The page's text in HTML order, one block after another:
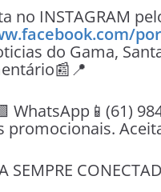
no INSTAGRAM
do Gama,
WhatsApp📱(61)
promocionais.
SEMPRE